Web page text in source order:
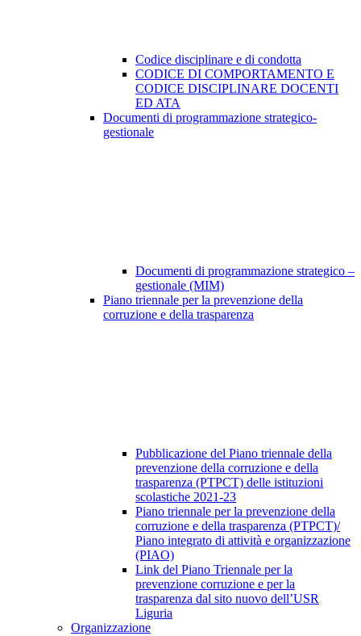
Codice disciplinare e di condotta
CODICE DI COMPORTAMENTO E
CODICE DISCIPLINARE DOCENTI
ED ATA
Documenti di programmazione strategico-
gestionale
Documenti di programmazione strategico –
gestionale (MIM)
Piano triennale per la prevenzione della
corruzione e della trasparenza
Pubblicazione del Piano triennale della
prevenzione della corruzione e della
trasparenza (PTPCT) delle istituzioni
scolastiche 2021-23
Piano triennale per la prevenzione della
corruzione e della trasparenza (PTPCT)/
Piano integrato di attività e organizzazione
(PIAO)
Link del Piano Triennale per la
prevenzione corruzione e per la
trasparenza dal sito nuovo dell’USR
Liguria
Organizzazione